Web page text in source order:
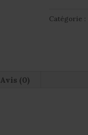
édition
Catégorie :
Avis (0)